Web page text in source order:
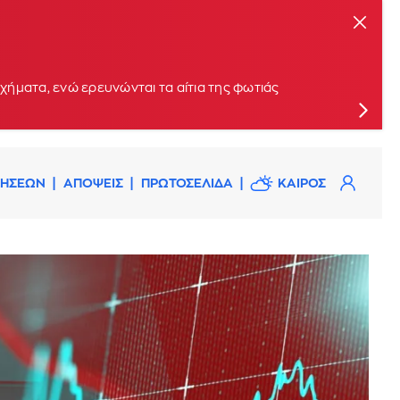
ενώ ερευνώνται τα αίτια της φωτιάς
ΑΠΟΨΕΙΣ ΠΡΩΤΟΣΕΛΙΔΑ ΚΑΙΡΟΣ